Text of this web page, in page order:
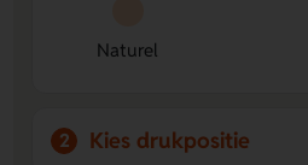
Naturel
2 Kies drukpositie